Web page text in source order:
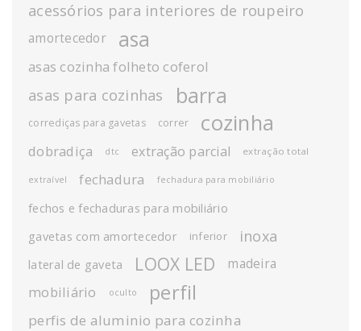
acessórios para interiores de roupeiro
amortecedor asa
asas cozinha folheto coferol
asas para cozinhas barra
corrediças para gavetas correr cozinha
dobradiça dtc extração parcial extração total
extraível fechadura fechadura para mobiliário
fechos e fechaduras para mobiliário
gavetas com amortecedor
inferior inoxa
lateral de gaveta LOOX LED madeira
mobiliário oculto perfil
perfis de aluminio para cozinha